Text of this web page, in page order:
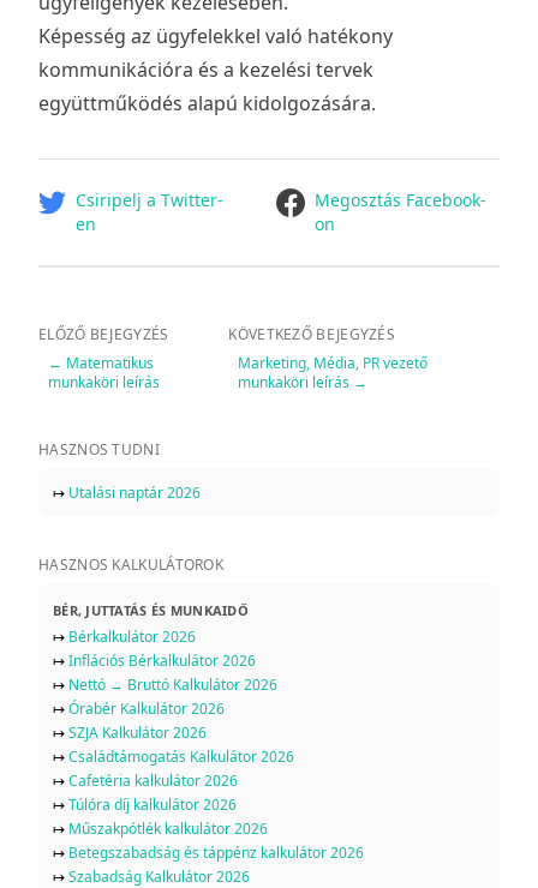
Képesség az ügyfelekkel való hatékony
kommunikációra és a kezelési tervek
együttműködés alapú kidolgozására.
Csiripelj a Twitter-
en
facebookMegosztás Facebook-
on
ELŐZŐ BEJEGYZÉS
← Matematikus
munkaköri leírás
KÖVETKEZŐ BEJEGYZÉS
Marketing, Média, PR vezető
munkaköri leírás →
HASZNOS TUDNI
↦ Utalási naptár 2026
HASZNOS KALKULÁTOROK
BÉR, JUTTATÁS ÉS MUNKAIDŐ
↦ Bérkalkulátor 2026
↦Inflációs Bérkalkulátor 2026
↦ Nettó → Bruttó Kalkulátor 2026
↦Órabér Kalkulátor 2026
↦SZJA Kalkulátor 2026
↦Családtámogatás Kalkulátor 2026
↦Cafetéria kalkulátor 2026
↦Túlóra díj kalkulátor 2026
↦ Műszakpótlék kalkulátor 2026
↦ Betegszabadság és táppénz kalkulátor 2026
↦Szabadság Kalkulátor 2026